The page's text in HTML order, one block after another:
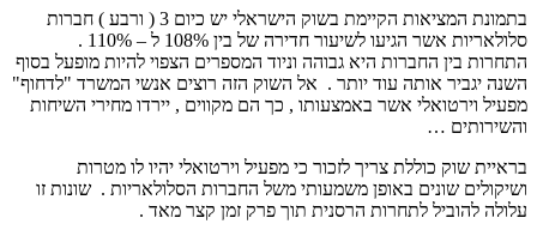
בתמונת המציאות הקיימת בשוק הישראלי יש כיום 3 ( ורבע ) חברות
סלולאריות אשר הגיעו לשיעור חדירה של בין 108% ל – 110% .
התחרות בין החברות היא גבוהה וניוד המספרים הצפוי להיות מופעל בסוף
השנה יגביר אותה עוד יותר . אל השוק הזה רוצים אנשי המשרד "לדחוף"
מפעיל וירטואלי אשר באמצעותו , כך הם מקווים , יירדו מחירי השיחות
והשירותים …
בראיית שוק כוללת צריך לזכור כי מפעיל וירטואלי יהיו לו מטרות
ושיקולים שונים באופן משמעותי משל החברות הסלולאריות . שונות זו
עלולה להוביל לתחרות הרסנית תוך פרק זמן קצר מאד .